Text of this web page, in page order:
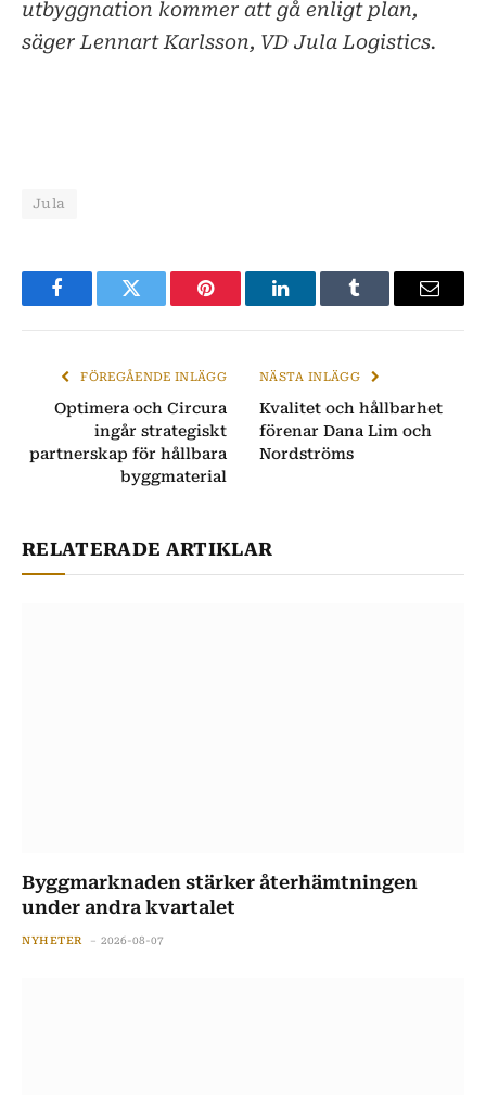
utbyggnation kommer att gå enligt plan,
säger Lennart Karlsson, VD Jula Logistics.
Jula
FacebookTwitter Pinterest LinkedInTumblr
E-
FÖREGÅENDE INLÄGG
Optimera och Circura
ingår strategiskt
partnerskap för hållbara
byggmaterial
NÄSTA INLÄGG
Kvalitet och hållbarhet
förenar Dana Lim och
Nordströms
RELATERADE ARTIKLAR
Byggmarknaden stärker återhämtningen
under andra kvartalet
NYHETER 2026-08-07